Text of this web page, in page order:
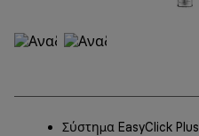
Σύστημα EasyClick Plus